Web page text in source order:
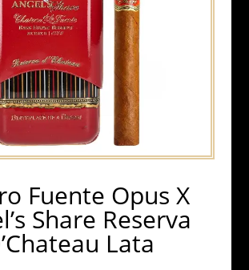
Fuente Opus X
Share Reserva
Lata